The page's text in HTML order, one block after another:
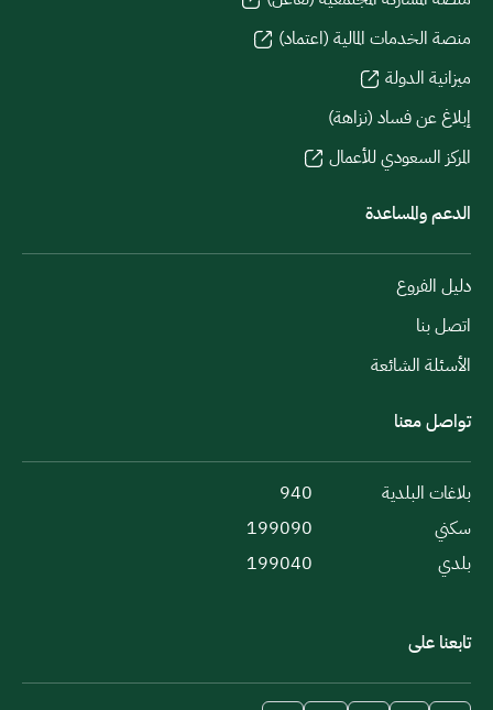
منصة الخدمات المالية (اعتماد)
ميزانية الدولة
إبلاغ عن فساد (نزاهة)
المركز السعودي للأعمال
الدعم والمساعدة
دليل الفروع
اتصل بنا
الأسئلة الشائعة
تواصل معنا
بلاغات البلدية
940
سكني
199090
بلدي
199040
تابعنا على